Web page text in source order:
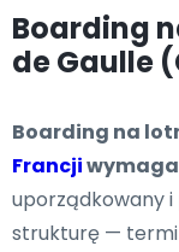
Boarding
de Gaulle
Boarding na
Francji
uporządkowany i
strukturę —